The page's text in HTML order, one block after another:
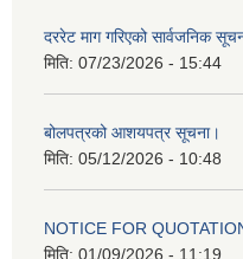
दररेट माग गरिएको सार्वजनिक
मिति: 07/23/2026 - 15:44
बोलपत्रको आशयपत्र सूचना।
मिति: 05/12/2026 - 10:48
NOTICE FOR
मिति: 01/09/2026 - 11:19